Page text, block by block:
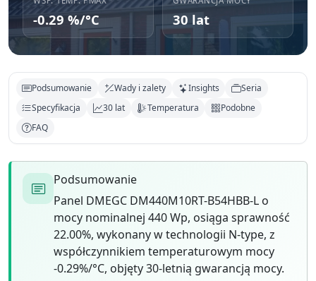
-0.29 %/°C 30 lat
Podsumowanie Wady i zalety Insights
Seria
Specyfikacja
30 lat Temperatura
Podobne
FAQ
Podsumowanie
Panel DMEGC DM440M10RT-B54HBB-L o
mocy nominalnej 440 Wp, osiąga sprawność
22.00%, wykonany w technologii N-type, z
współczynnikiem temperaturowym mocy
-0.29%/°C, objęty 30-letnią gwarancją mocy.